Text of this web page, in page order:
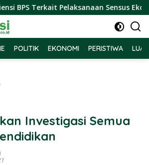
Terkait Pelaksanaan Sensus Ekonomi
POLITIK EKONOMI PERISTIWA
Investigasi Semua